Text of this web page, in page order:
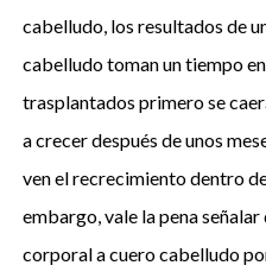
cabelludo, los resultados de
cabelludo toman un tiempo
trasplantados primero se
a crecer después de unos
ven el recrecimiento dentro
embargo, vale la pena
corporal a cuero cabelludo